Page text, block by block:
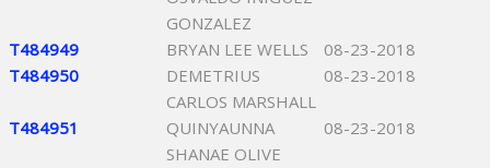
GONZALEZ
T484949 BRYAN LEE WELLS
08-23-2018
T484950
DEMETRIUS
CARLOS MARSHALL
08-23-2018
T484951
QUINYAUNNA
SHANAE OLIVE
08-23-2018